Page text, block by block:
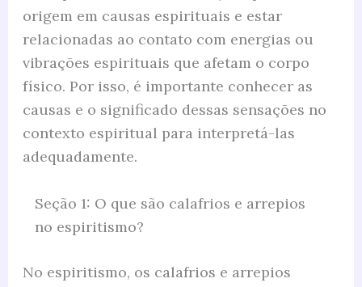
origem em causas espirituais e estar
relacionadas ao contato com energias ou
vibrações espirituais que afetam o corpo
físico. Por isso, é importante conhecer as
causas e o significado dessas sensações no
contexto espiritual para interpretá-las
adequadamente.
Seção 1: O que são calafrios e arrepios
no espiritismo?
No espiritismo, os calafrios e arrepios